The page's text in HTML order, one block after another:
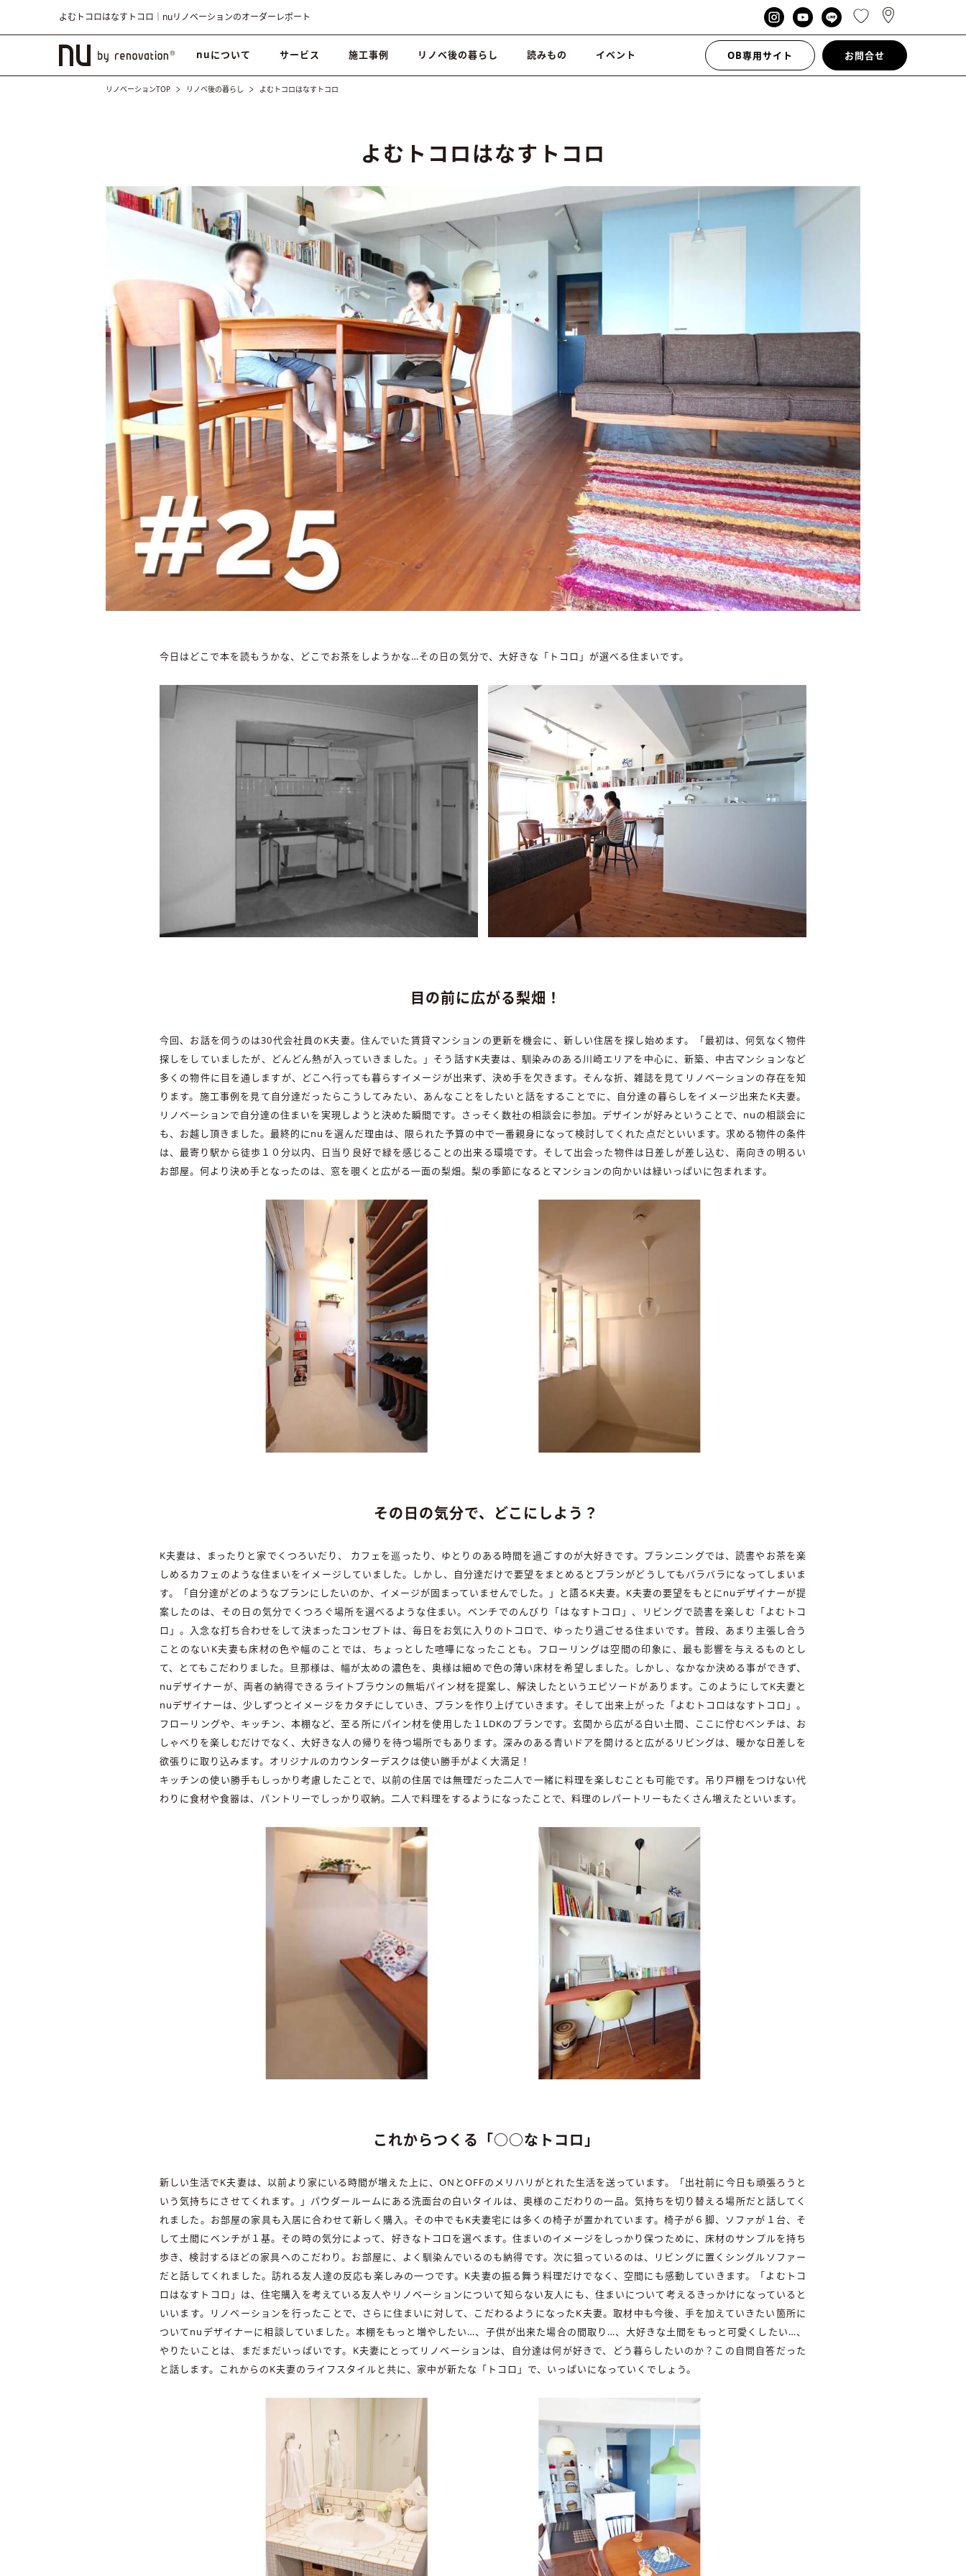
よむトコロはなすトコロ｜nuリノベーションのオーダーレポート
nuについて サービス 施工事例 リノベ後の暮らし 読みもの イベント OB専用サイト お問合せ
リノベーションTOP リノベ後の暮らし よむトコロはなすトコロ
よむトコロはなすトコロ
今日はどこで本を読もうかな、どこでお茶をしようかな…その日の気分で、大好きな「トコロ」が選べる住まいです。
目の前に広がる梨畑！
今回、お話を伺うのは30代会社員のK夫妻。住んでいた賃貸マンションの更新を機会に、新しい住居を探し始めます。「最初は、何気なく物件
探しをしていましたが、どんどん熱が入っていきました。」そう話すK夫妻は、馴染みのある川崎エリアを中心に、新築、中古マンションなど
多くの物件に目を通しますが、どこへ行っても暮らすイメージが出来ず、決め手を欠きます。そんな折、雑誌を見てリノベーションの存在を知
ります。施工事例を見て自分達だったらこうしてみたい、あんなことをしたいと話をすることでに、自分達の暮らしをイメージ出来たK夫妻。
リノベーションで自分達の住まいを実現しようと決めた瞬間です。さっそく数社の相談会に参加。デザインが好みということで、nuの相談会に
も、お越し頂きました。最終的にnuを選んだ理由は、限られた予算の中で一番親身になって検討してくれた点だといいます。求める物件の条件
は、最寄り駅から徒歩１０分以内、日当り良好で緑を感じることの出来る環境です。そして出会った物件は日差しが差し込む、南向きの明るい
お部屋。何より決め手となったのは、窓を覗くと広がる一面の梨畑。梨の季節になるとマンションの向かいは緑いっぱいに包まれます。
その日の気分で、どこにしよう？
K夫妻は、まったりと家でくつろいだり、 カフェを巡ったり、ゆとりのある時間を過ごすのが大好きです。プランニングでは、読書やお茶を楽
しめるカフェのような住まいをイメージしていました。しかし、自分達だけで要望をまとめるとプランがどうしてもバラバラになってしまいま
す。「自分達がどのようなプランにしたいのか、イメージが固まっていませんでした。」と語るK夫妻。K夫妻の要望をもとにnuデザイナーが提
案したのは、その日の気分でくつろぐ場所を選べるような住まい。ベンチでのんびり「はなすトコロ」、リビングで読書を楽しむ「よむトコ
ロ」。入念な打ち合わせをして決まったコンセプトは、毎日をお気に入りのトコロで、ゆったり過ごせる住まいです。普段、あまり主張し合う
ことのないK夫妻も床材の色や幅のことでは、ちょっとした喧嘩になったことも。フローリングは空間の印象に、最も影響を与えるものとし
て、とてもこだわりました。旦那様は、幅が太めの濃色を、奥様は細めで色の薄い床材を希望しました。しかし、なかなか決める事ができず、
nuデザイナーが、両者の納得できるライトブラウンの無垢パイン材を提案し、解決したというエピソードがあります。このようにしてK夫妻と
nuデザイナーは、少しずつとイメージをカタチにしていき、プランを作り上げていきます。そして出来上がった「よむトコロはなすトコロ」。
フローリングや、キッチン、本棚など、至る所にパイン材を使用した１LDKのプランです。玄関から広がる白い土間、ここに佇むベンチは、お
しゃべりを楽しむだけでなく、大好きな人の帰りを待つ場所でもあります。深みのある青いドアを開けると広がるリビングは、暖かな日差しを
欲張りに取り込みます。オリジナルのカウンターデスクは使い勝手がよく大満足！
キッチンの使い勝手もしっかり考慮したことで、以前の住居では無理だった二人で一緒に料理を楽しむことも可能です。吊り戸棚をつけない代
わりに食材や食器は、パントリーでしっかり収納。二人で料理をするようになったことで、料理のレパートリーもたくさん増えたといいます。
これからつくる「○○なトコロ」
新しい生活でK夫妻は、以前より家にいる時間が増えた上に、ONとOFFのメリハリがとれた生活を送っています。「出社前に今日も頑張ろうと
いう気持ちにさせてくれます。」パウダールームにある洗面台の白いタイルは、奥様のこだわりの一品。気持ちを切り替える場所だと話してく
れました。お部屋の家具も入居に合わせて新しく購入。その中でもK夫妻宅には多くの椅子が置かれています。椅子が６脚、ソファが１台、そ
して土間にベンチが１基。その時の気分によって、好きなトコロを選べます。住まいのイメージをしっかり保つために、床材のサンプルを持ち
歩き、検討するほどの家具へのこだわり。お部屋に、よく馴染んでいるのも納得です。次に狙っているのは、リビングに置くシングルソファー
だと話してくれました。訪れる友人達の反応も楽しみの一つです。K夫妻の振る舞う料理だけでなく、空間にも感動していきます。「よむトコ
ロはなすトコロ」は、住宅購入を考えている友人やリノベーションについて知らない友人にも、住まいについて考えるきっかけになっていると
いいます。リノベーションを行ったことで、さらに住まいに対して、こだわるようになったK夫妻。取材中も今後、手を加えていきたい箇所に
ついてnuデザイナーに相談していました。本棚をもっと増やしたい…、子供が出来た場合の間取り…、大好きな土間をもっと可愛くしたい…、
やりたいことは、まだまだいっぱいです。K夫妻にとってリノベーションは、自分達は何が好きで、どう暮らしたいのか？この自問自答だった
と話します。これからのK夫妻のライフスタイルと共に、家中が新たな「トコロ」で、いっぱいになっていくでしょう。